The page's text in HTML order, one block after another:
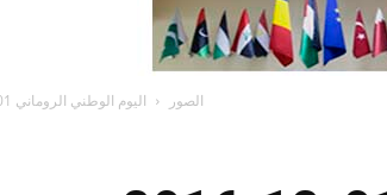
الصور اليوم الوطني الروماني 01-12-2016